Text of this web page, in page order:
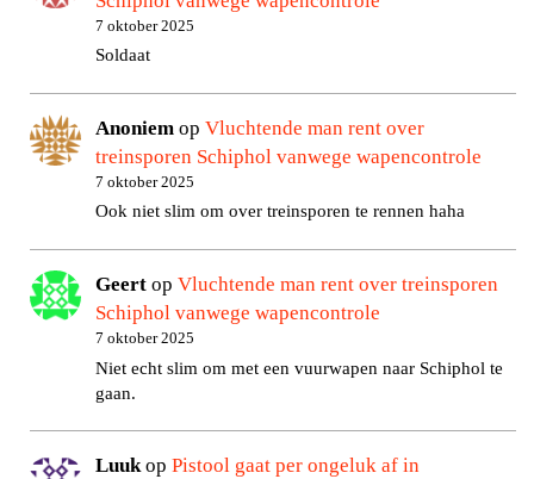
7 oktober 2025
Soldaat
Anoniem opVluchtende man rent over
treinsporen Schiphol vanwege wapencontrole
7 oktober 2025
Ook niet slim om over treinsporen te rennen haha
Geert opVluchtende man rent over treinsporen
Schiphol vanwege wapencontrole
7 oktober 2025
Niet echt slim om met een vuurwapen naar Schiphol te
gaan.
LuukopPistool gaat per ongeluk af in